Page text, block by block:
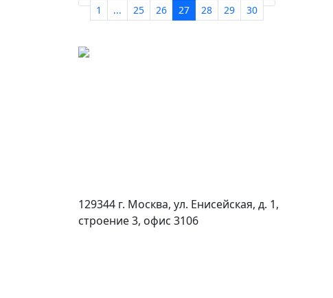
1 ... 25 26 27 28 29 30
129344 г. Москва, ул. Енисейская, д. 1,
строение 3, офис 3106